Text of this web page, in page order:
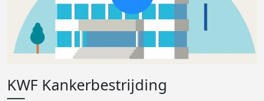
KWF Kankerbestrijding